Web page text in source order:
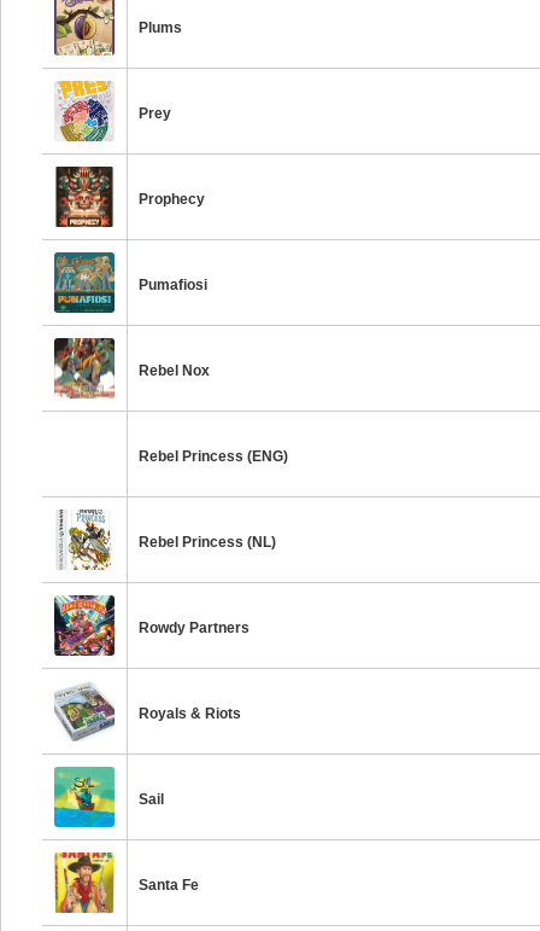
Plums
Prey
Prophecy
Pumafiosi
Rebel Nox
Rebel Princess (ENG)
Rebel Princess (NL)
Rowdy Partners
Royals & Riots
Sail
Santa Fe